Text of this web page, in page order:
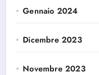
Gennaio 2024
Dicembre 2023
Novembre 2023